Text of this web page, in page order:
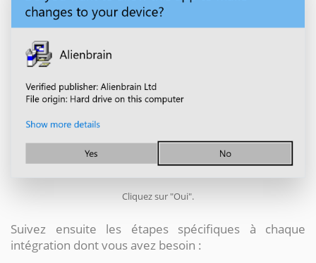
Cliquez sur "Oui".
Suivez ensuite les étapes spécifiques à chaque
intégration dont vous avez besoin :